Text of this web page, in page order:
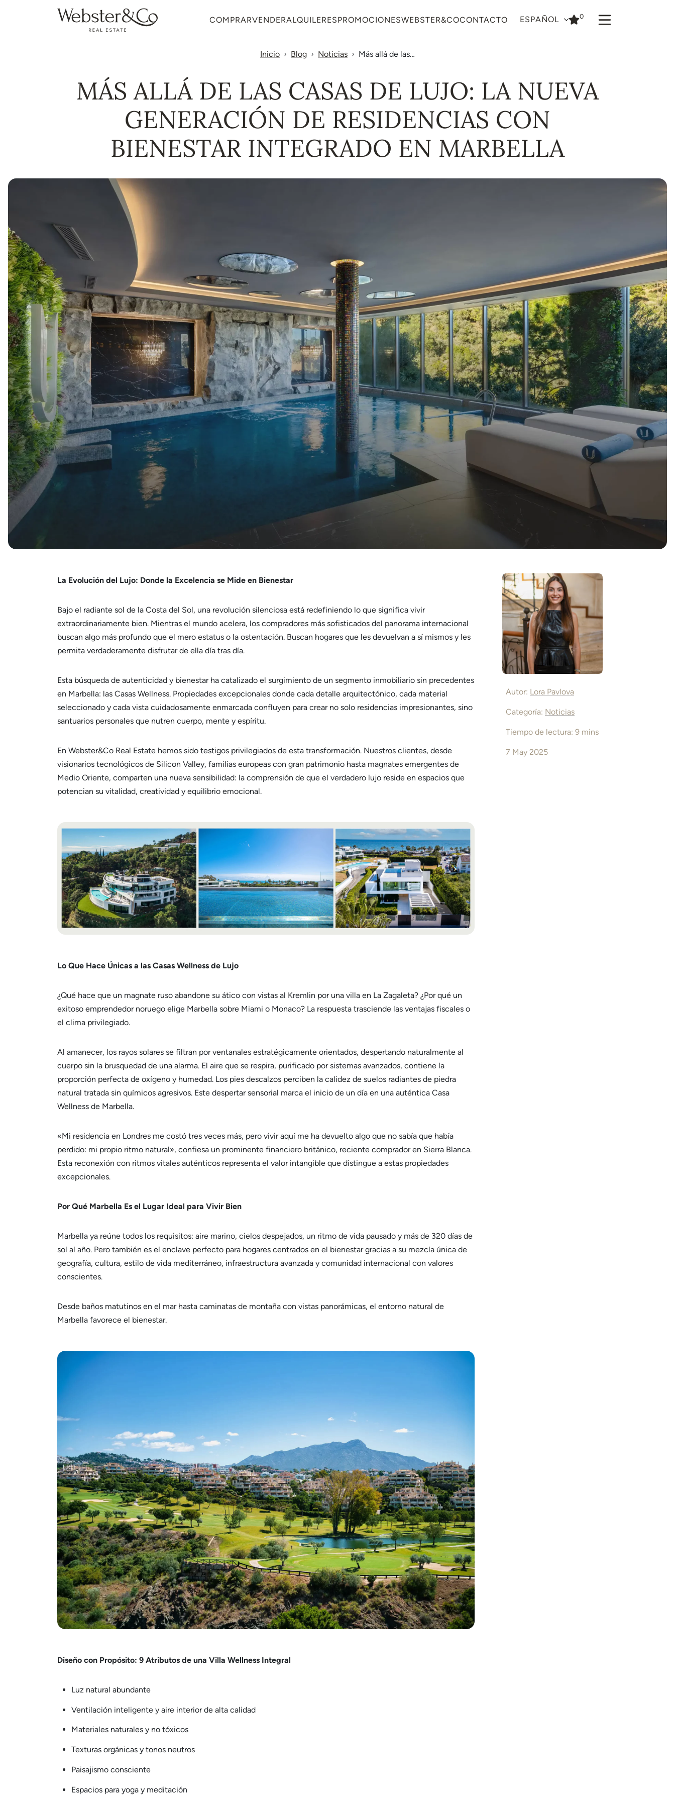
COMPRARVENDERALQUILERESPROMOCIONESWEBSTER&COCONTACTO ESPAÑOL 0
Inicio Blog Noticias Más allá de las…
MÁS ALLÁ DE LAS CASAS DE LUJO: LA NUEVA
GENERACIÓN DE RESIDENCIAS CON
BIENESTAR INTEGRADO EN MARBELLA
La Evolución del Lujo: Donde la Excelencia se Mide en Bienestar
Bajo el radiante sol de la Costa del Sol, una revolución silenciosa está redefiniendo lo que significa vivir
extraordinariamente bien. Mientras el mundo acelera, los compradores más sofisticados del panorama internacional
buscan algo más profundo que el mero estatus o la ostentación. Buscan hogares que les devuelvan a sí mismos y les
permita verdaderamente disfrutar de ella día tras día.
Esta búsqueda de autenticidad y bienestar ha catalizado el surgimiento de un segmento inmobiliario sin precedentes
en Marbella: las Casas Wellness. Propiedades excepcionales donde cada detalle arquitectónico, cada material
seleccionado y cada vista cuidadosamente enmarcada confluyen para crear no solo residencias impresionantes, sino
santuarios personales que nutren cuerpo, mente y espíritu.
En Webster&Co Real Estate hemos sido testigos privilegiados de esta transformación. Nuestros clientes, desde
visionarios tecnológicos de Silicon Valley, familias europeas con gran patrimonio hasta magnates emergentes de
Medio Oriente, comparten una nueva sensibilidad: la comprensión de que el verdadero lujo reside en espacios que
potencian su vitalidad, creatividad y equilibrio emocional.
Lo Que Hace Únicas a las Casas Wellness de Lujo
¿Qué hace que un magnate ruso abandone su ático con vistas al Kremlin por una villa en La Zagaleta? ¿Por qué un
exitoso emprendedor noruego elige Marbella sobre Miami o Monaco? La respuesta trasciende las ventajas fiscales o
el clima privilegiado.
Al amanecer, los rayos solares se filtran por ventanales estratégicamente orientados, despertando naturalmente al
cuerpo sin la brusquedad de una alarma. El aire que se respira, purificado por sistemas avanzados, contiene la
proporción perfecta de oxígeno y humedad. Los pies descalzos perciben la calidez de suelos radiantes de piedra
natural tratada sin químicos agresivos. Este despertar sensorial marca el inicio de un día en una auténtica Casa
Wellness de Marbella.
«Mi residencia en Londres me costó tres veces más, pero vivir aquí me ha devuelto algo que no sabía que había
perdido: mi propio ritmo natural», confiesa un prominente financiero británico, reciente comprador en Sierra Blanca.
Esta reconexión con ritmos vitales auténticos representa el valor intangible que distingue a estas propiedades
excepcionales.
Por Qué Marbella Es el Lugar Ideal para Vivir Bien
Marbella ya reúne todos los requisitos: aire marino, cielos despejados, un ritmo de vida pausado y más de 320 días de
sol al año. Pero también es el enclave perfecto para hogares centrados en el bienestar gracias a su mezcla única de
geografía, cultura, estilo de vida mediterráneo, infraestructura avanzada y comunidad internacional con valores
conscientes.
Desde baños matutinos en el mar hasta caminatas de montaña con vistas panorámicas, el entorno natural de
Marbella favorece el bienestar.
Diseño con Propósito: 9 Atributos de una Villa Wellness Integral
Luz natural abundante
Ventilación inteligente y aire interior de alta calidad
Materiales naturales y no tóxicos
Texturas orgánicas y tonos neutros
Paisajismo consciente
Espacios para yoga y meditación
Autor: Lora Pavlova
Categoría: Noticias
Tiempo de lectura: 9 mins
7 May 2025